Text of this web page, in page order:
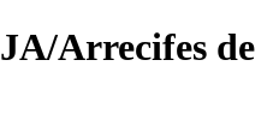
Arrecifes de